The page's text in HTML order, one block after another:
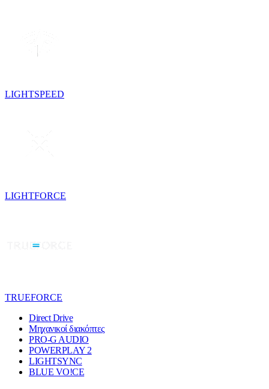
LIGHTSPEED
LIGHTFORCE
TRUEFORCE
Direct Drive
Μηχανικοί διακόπτες
PRO-G AUDIO
POWERPLAY 2
LIGHTSYNC
BLUE VO!CE